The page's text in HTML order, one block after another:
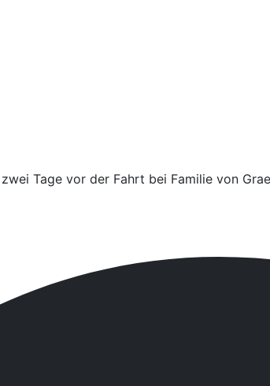
Tage vor der Fahrt bei Familie von